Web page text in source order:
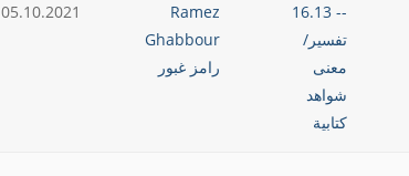
-- 16.13
تفسير/
معنى
شواهد
كتابية
Ramez
Ghabbour
رامز غبور
05.10.2021